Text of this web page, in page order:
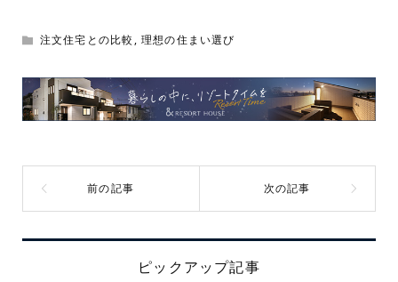
注文住宅との比較 , 理想の住まい選び
ピックアップ記事